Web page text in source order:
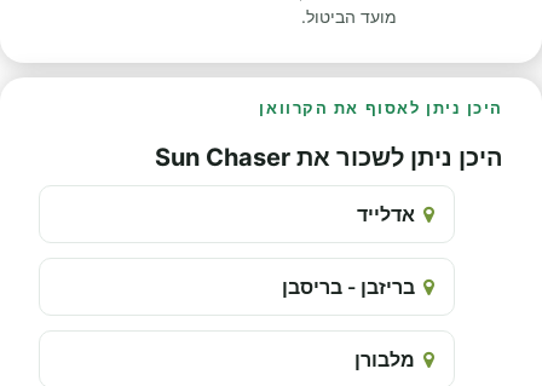
מועד הביטול.
היכן ניתן לאסוף את הקרוואן
היכן ניתן לשכור את Sun Chaser
אדלייד
בריזבן - בריסבן
מלבורן